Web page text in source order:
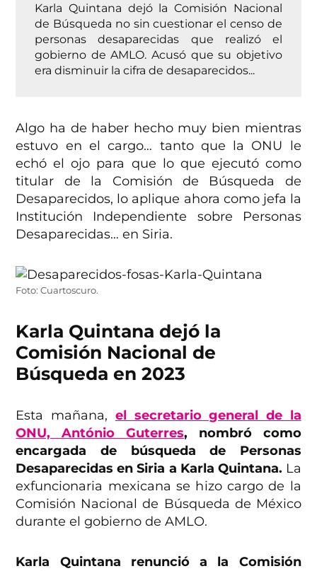
Karla Quintana dejó la Comisión Nacional
de Búsqueda no sin cuestionar el censo de
personas desaparecidas que realizó el
gobierno de AMLO. Acusó que su objetivo
era disminuir la cifra de desaparecidos...
Algo ha de haber hecho muy bien mientras
estuvo en el cargo… tanto que la ONU le
echó el ojo para que lo que ejecutó como
titular de la Comisión de Búsqueda de
Desaparecidos, lo aplique ahora como jefa la
Institución Independiente sobre Personas
Desaparecidas… en Siria.
Foto: Cuartoscuro.
Karla Quintana dejó la
Comisión Nacional de
Búsqueda en 2023
Esta mañana, el secretario general de la
ONU, António Guterres, nombró como
encargada de búsqueda de Personas
Desaparecidas en Siria a Karla Quintana. La
exfuncionaria mexicana se hizo cargo de la
Comisión Nacional de Búsqueda de México
durante el gobierno de AMLO.
Karla Quintana renunció a la Comisión